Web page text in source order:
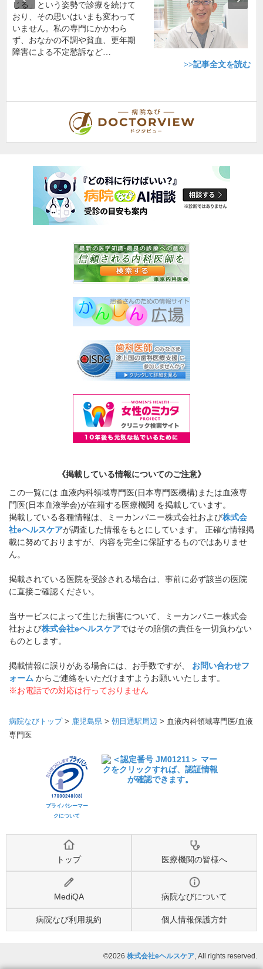
じる」という姿勢で診療を続けて
おり、その思いはいまも変わって
いません。私の専門にかかわら
ず、おなかの不調や貧血、更年期
障害による不定愁訴など…
>>記事全文を読む
《掲載している情報についてのご注意》
この一覧には 血液内科領域専門医(日本専門医機構)または血液専
門医(日本血液学会)が在籍する医療機関 を掲載しています。
掲載している各種情報は、ミーカンパニー株式会社および株式会
社eヘルスケアが調査した情報をもとにしています。 正確な情報掲
載に努めておりますが、内容を完全に保証するものではありませ
ん。
掲載されている医院を受診される場合は、事前に必ず該当の医院
に直接ご確認ください。
当サービスによって生じた損害について、ミーカンパニー株式会
社および株式会社eヘルスケアではその賠償の責任を一切負わない
ものとします。
掲載情報に誤りがある場合には、お手数ですが、 お問い合わせフ
ォーム からご連絡をいただけますようお願いいたします。
※お電話での対応は行っておりません
病院なびトップ> 鹿児島県 > 朝日通駅周辺 > 血液内科領域専門医/血液
専門医
プライバシーマー
クについて
トップ 医療機関の皆様へ
MediQA 病院なびについて
病院なび利用規約 個人情報保護方針
©2026 株式会社eヘルスケア, All rights reserved.